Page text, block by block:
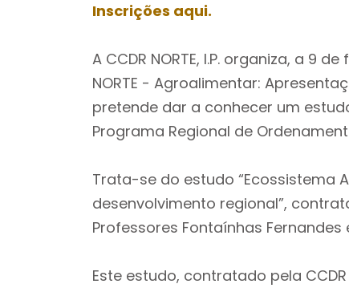
Inscrições aqui.
A CCDR NORTE, I.P. organiza, a 9
NORTE - Agroalimentar:
pretende dar a conhecer um
Programa Regional de
Trata-se do estudo “Ecossistema
desenvolvimento regional”,
Professores Fontaínhas Fernandes
Este estudo, contratado pela